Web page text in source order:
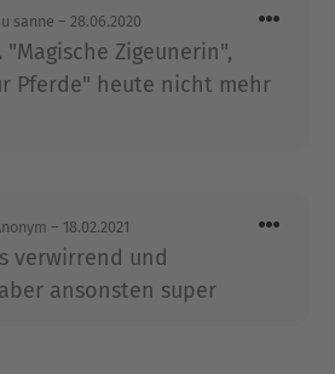
sanne – 28.06.2020
Zigeunerin",
Pferde" heute nicht mehr
– 18.02.2021
verwirrend und
ansonsten super